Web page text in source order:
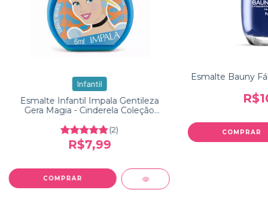
Infantil
Esmalte Infantil Impala Gentileza
Gera Magia - Cinderela Coleção
(2)
R$7,99
Esmalte Bauny